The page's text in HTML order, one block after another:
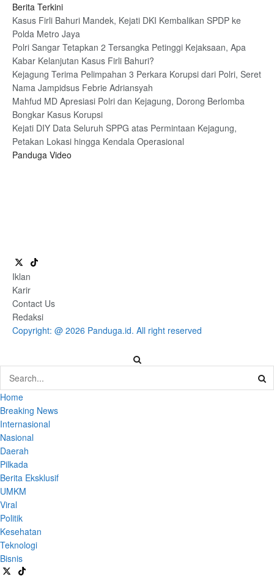
Berita Terkini
Kasus Firli Bahuri Mandek, Kejati DKI Kembalikan SPDP ke
Polda Metro Jaya
Polri Sangar Tetapkan 2 Tersangka Petinggi Kejaksaan, Apa
Kabar Kelanjutan Kasus Firli Bahuri?
Kejagung Terima Pelimpahan 3 Perkara Korupsi dari Polri, Seret
Nama Jampidsus Febrie Adriansyah
Mahfud MD Apresiasi Polri dan Kejagung, Dorong Berlomba
Bongkar Kasus Korupsi
Kejati DIY Data Seluruh SPPG atas Permintaan Kejagung,
Petakan Lokasi hingga Kendala Operasional
Panduga Video
Iklan
Karir
Contact Us
Redaksi
Copyright: @ 2026 Panduga.id. All right reserved
Home
Breaking News
Internasional
Nasional
Daerah
Pilkada
Berita Eksklusif
UMKM
Viral
Politik
Kesehatan
Teknologi
Bisnis